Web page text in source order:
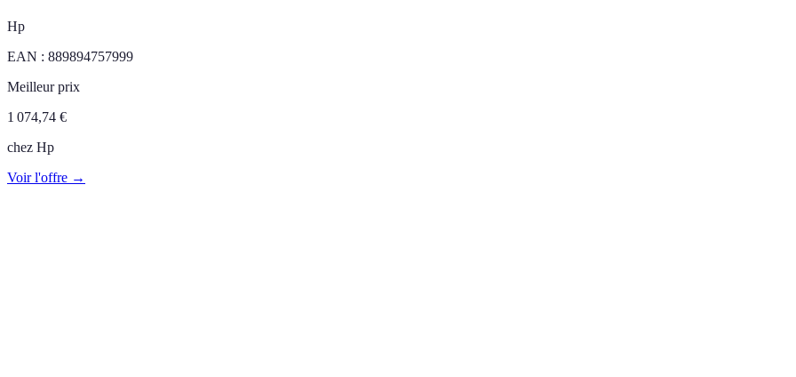
Hp
EAN : 889894757999
Meilleur prix
1 074,74 €
chez Hp
Voir l'offre →